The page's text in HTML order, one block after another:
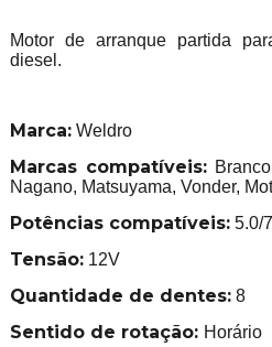
Motor de arranque partida
diesel.
Marca:Weldro
Marcas compatíveis:
Nagano, Matsuyama, Vonder,
Potências compatíveis:5.0/
Tensão:12V
Quantidade de dentes:8
Sentido de rotação: Horário